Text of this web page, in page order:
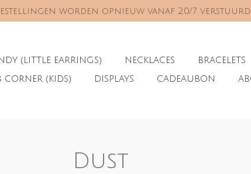
worden opnieuw vanaf 20/7 verstuurd
(LITTLE EARRINGS) NECKLACES BRACELETS
(KIDS) DISPLAYS CADEAUBON
Dust